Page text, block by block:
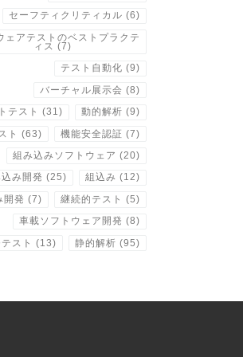
セーフティクリティカル (6)
ェアテストのベストプラクテ
ィス (7)
テスト自動化 (9)
バーチャル展示会 (8)
テスト (31) 動的解析 (9)
ト (63) 機能安全認証 (7)
組み込みソフトウェア (20)
み開発 (25) 組込み (12)
開発 (7) 継続的テスト (5)
車載ソフトウェア開発 (8)
スト (13) 静的解析 (95)